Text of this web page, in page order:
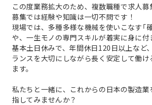
この度業務拡大のため、複数職種で求人募
募集では経験や知識は一切不問です！
現場では、多種多様な機械を使いこなす「
や、一生モノの専門スキルが着実に身に付
基本土日休みで、年間休日120日以上など
ランスを大切にしながら長く安定して働け
ます。
私たちと一緒に、これからの日本の製造業
指してみませんか？